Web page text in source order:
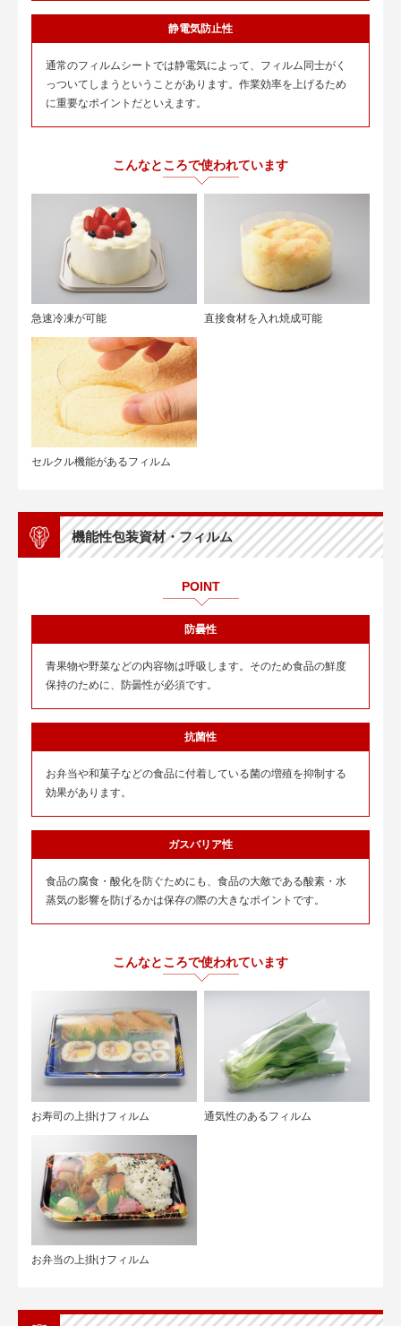
静電気防止性
通常のフィルムシートでは静電気によって、フィルム同士がく
っついてしまうということがあります。作業効率を上げるため
に重要なポイントだといえます。
こんなところで使われています
急速冷凍が可能 直接食材を入れ焼成可能
セルクル機能があるフィルム
機能性包装資材・フィルム
POINT
防曇性
青果物や野菜などの内容物は呼吸します。そのため食品の鮮度
保持のために、防曇性が必須です。
抗菌性
お弁当や和菓子などの食品に付着している菌の増殖を抑制する
効果があります。
ガスバリア性
食品の腐食・酸化を防ぐためにも、食品の大敵である酸素・水
蒸気の影響を防げるかは保存の際の大きなポイントです。
こんなところで使われています
お寿司の上掛けフィルム 通気性のあるフィルム
お弁当の上掛けフィルム